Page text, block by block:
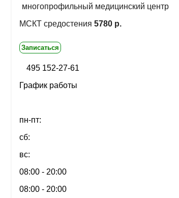
многопрофильный медицинский центр
МСКТ средостения 5780 р.
Записаться
495 152-27-61
График работы
пн-пт:
сб:
вс:
08:00 - 20:00
08:00 - 20:00